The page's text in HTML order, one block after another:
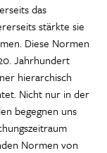
das
stärkte sie
Diese Normen
Jahrhundert
hierarchisch
Nicht nur in der
begegnen uns
Normen von